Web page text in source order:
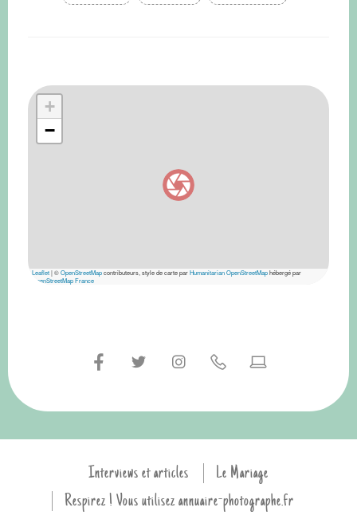
+
−
Leaflet|©OpenStreetMapcontributeurs, style de carte parHumanitarian OpenStreetMaphébergé par
OpenStreetMap France
Interviews et articles
Le Mariage
Respirez ! Vous utilisez annuaire-photographe.fr